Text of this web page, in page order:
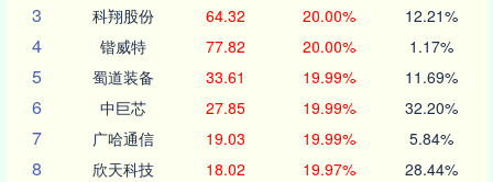
3 科翔股份 64.32 20.00% 12.21%
4 锴威特 77.82 20.00% 1.17%
5 蜀道装备 33.61 19.99% 11.69%
6 中巨芯 27.85 19.99% 32.20%
7 广哈通信 19.03 19.99% 5.84%
8 欣天科技 18.02 19.97% 28.44%